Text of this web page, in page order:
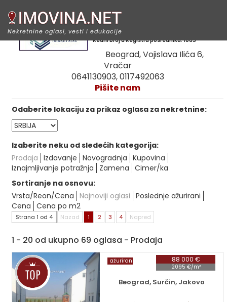
Prudens nekretnine
Redni broj u Registru posrednika: 1065
Beograd, Vojislava Ilića 6,
Vračar
0641130903, 0117492063
Pišite nam
Odaberite lokaciju za prikaz oglasa za nekretnine:
Izaberite neku od sledećih kategorija:
Prodaja Izdavanje Novogradnja Kupovina
Iznajmljivanje potražnja
Zamena Cimer/ka
Sortiranje na osnovu:
Vrsta/Reon/Cena Najnoviji oglasi Poslednje ažurirani
Cena Cena po m2
Strana 1 od 4 Nazad 1 2 3 4 Napred
1 - 20 od ukupno 69 oglasa - Prodaja
88 000 €
2095 €/m²
ažuriran
Beograd, Surčin, Jakovo
Nekretnine oglasi, vesti i edukacije